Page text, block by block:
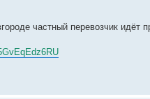
частный перевозчик идёт